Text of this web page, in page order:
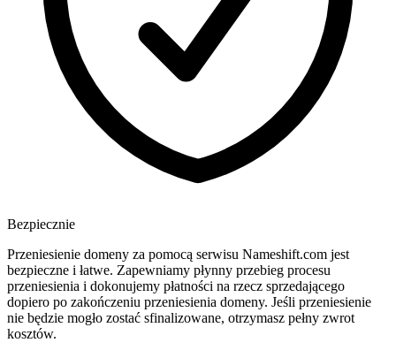
Bezpiecznie
Przeniesienie domeny za pomocą serwisu Nameshift.com jest
bezpieczne i łatwe. Zapewniamy płynny przebieg procesu
przeniesienia i dokonujemy płatności na rzecz sprzedającego
dopiero po zakończeniu przeniesienia domeny. Jeśli przeniesienie
nie będzie mogło zostać sfinalizowane, otrzymasz pełny zwrot
kosztów.